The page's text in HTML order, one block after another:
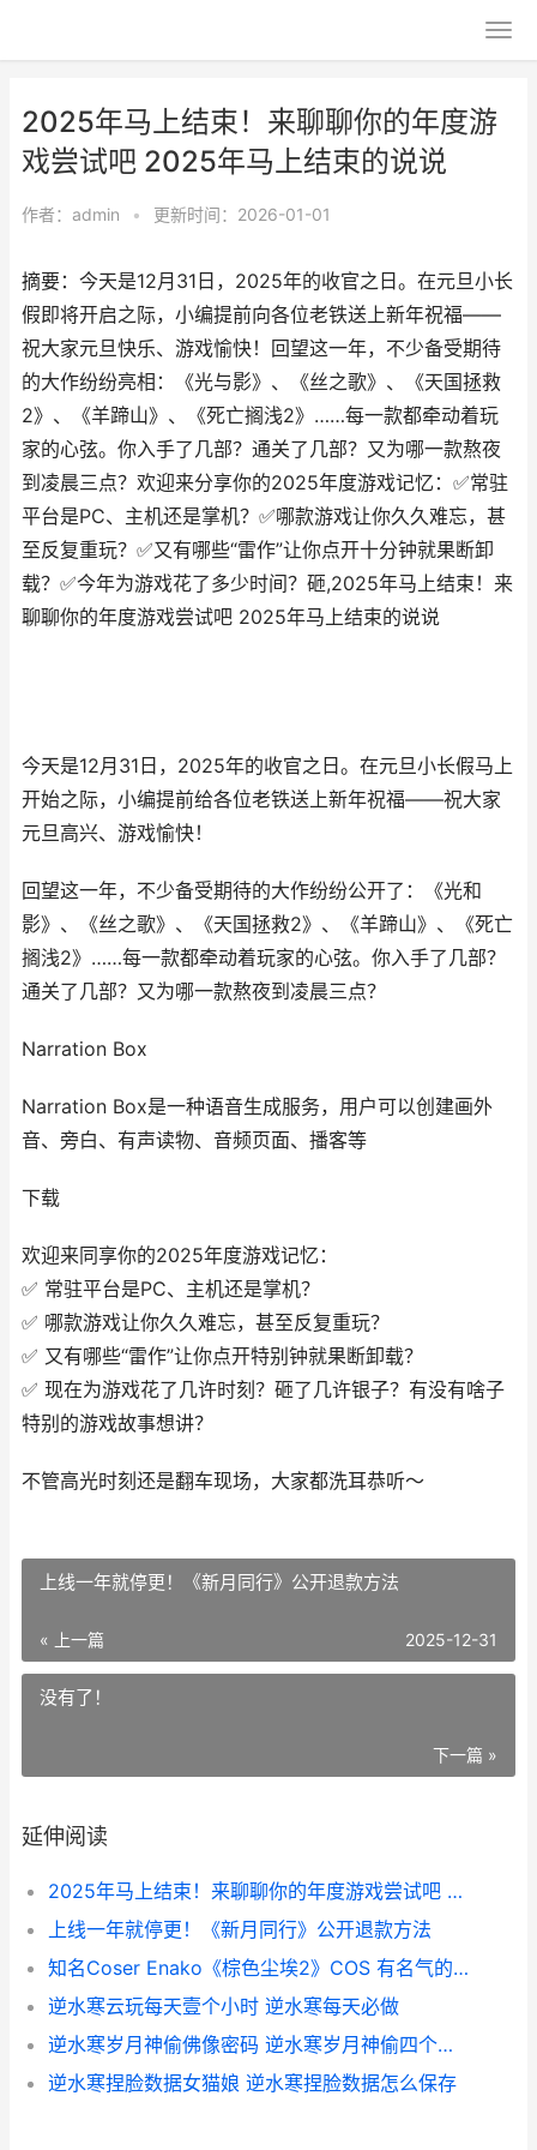
2025年马上结束！来聊聊你的年度游
戏尝试吧 2025年马上结束的说说
作者： admin • 更新时间：2026-01-01
摘要：今天是12月31日，2025年的收官之日。在元旦小长
假即将开启之际，小编提前向各位老铁送上新年祝福——
祝大家元旦快乐、游戏愉快！回望这一年，不少备受期待
的大作纷纷亮相：《光与影》、《丝之歌》、《天国拯救
2》、《羊蹄山》、《死亡搁浅2》……每一款都牵动着玩
家的心弦。你入手了几部？通关了几部？又为哪一款熬夜
到凌晨三点？欢迎来分享你的2025年度游戏记忆：✅常驻
平台是PC、主机还是掌机？✅哪款游戏让你久久难忘，甚
至反复重玩？✅又有哪些“雷作”让你点开十分钟就果断卸
载？✅今年为游戏花了多少时间？砸,2025年马上结束！来
聊聊你的年度游戏尝试吧 2025年马上结束的说说
今天是12月31日，2025年的收官之日。在元旦小长假马上
开始之际，小编提前给各位老铁送上新年祝福——祝大家
元旦高兴、游戏愉快！
回望这一年，不少备受期待的大作纷纷公开了：《光和
影》、《丝之歌》、《天国拯救2》、《羊蹄山》、《死亡
搁浅2》……每一款都牵动着玩家的心弦。你入手了几部？
通关了几部？又为哪一款熬夜到凌晨三点？
Narration Box
Narration Box是一种语音生成服务，用户可以创建画外
音、旁白、有声读物、音频页面、播客等
下载
欢迎来同享你的2025年度游戏记忆：
✅ 常驻平台是PC、主机还是掌机？
✅ 哪款游戏让你久久难忘，甚至反复重玩？
✅ 又有哪些“雷作”让你点开特别钟就果断卸载？
✅ 现在为游戏花了几许时刻？砸了几许银子？有没有啥子
特别的游戏故事想讲？
不管高光时刻还是翻车现场，大家都洗耳恭听～
上线一年就停更！《新月同行》公开退款方法
« 上一篇 2025-12-31
没有了！
下一篇 »
延伸阅读
2025年马上结束！来聊聊你的年度游戏尝试吧 2025年马上结束的说说
上线一年就停更！《新月同行》公开退款方法
知名Coser Enako《棕色尘埃2》COS 有名气的coser
逆水寒云玩每天壹个小时 逆水寒每天必做
逆水寒岁月神偷佛像密码 逆水寒岁月神偷四个雕像密码
逆水寒捏脸数据女猫娘 逆水寒捏脸数据怎么保存